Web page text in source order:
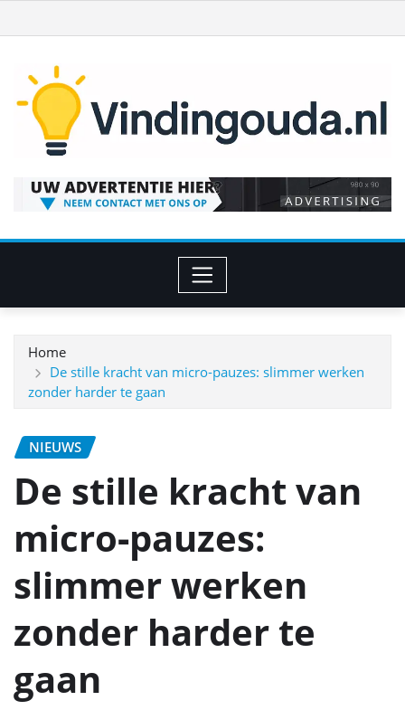
naar
inhoud
Home
De stille kracht van micro‑pauzes: slimmer werken
zonder harder te gaan
NIEUWS
De stille kracht van
micro‑pauzes:
slimmer werken
zonder harder te
gaan